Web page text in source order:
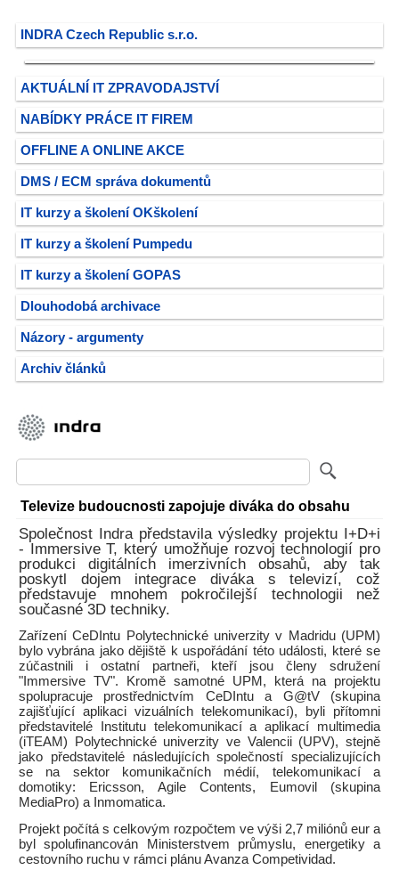
INDRA Czech Republic s.r.o.
AKTUÁLNÍ IT ZPRAVODAJSTVÍ
NABÍDKY PRÁCE IT FIREM
OFFLINE A ONLINE AKCE
DMS / ECM správa dokumentů
IT kurzy a školení OKškolení
IT kurzy a školení Pumpedu
IT kurzy a školení GOPAS
Dlouhodobá archivace
Názory - argumenty
Archiv článků
Televize budoucnosti zapojuje diváka do obsahu
Společnost Indra představila výsledky projektu I+D+i
- Immersive T, který umožňuje rozvoj technologií pro
produkci digitálních imerzivních obsahů, aby tak
poskytl dojem integrace diváka s televizí, což
představuje mnohem pokročilejší technologii než
současné 3D techniky.
Zařízení CeDIntu Polytechnické univerzity v Madridu (UPM)
bylo vybrána jako dějiště k uspořádání této události, které se
zúčastnili i ostatní partneři, kteří jsou členy sdružení
"Immersive TV". Kromě samotné UPM, která na projektu
spolupracuje prostřednictvím CeDIntu a G@tV (skupina
zajišťující aplikaci vizuálních telekomunikací), byli přítomni
představitelé Institutu telekomunikací a aplikací multimedia
(iTEAM) Polytechnické univerzity ve Valencii (UPV), stejně
jako představitelé následujících společností specializujících
se na sektor komunikačních médií, telekomunikací a
domotiky: Ericsson, Agile Contents, Eumovil (skupina
MediaPro) a Inmomatica.
Projekt počítá s celkovým rozpočtem ve výši 2,7 miliónů eur a
byl spolufinancován Ministerstvem průmyslu, energetiky a
cestovního ruchu v rámci plánu Avanza Competividad.